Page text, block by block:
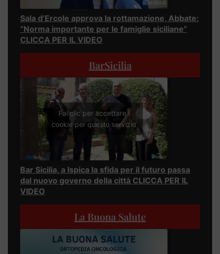
Sala d’Ercole approva la rottamazione, Abbate:
“Norma importante per le famiglie siciliane”
CLICCA PER IL VIDEO
BarSicilia
Fai clic per accettare i
cookie per questo servizio
Bar Sicilia, a Ispica la sfida per il futuro passa
dal nuovo governo della città CLICCA PER IL
VIDEO
La Buona Salute